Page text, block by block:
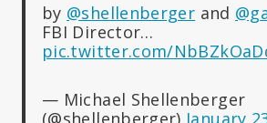
by @shellenberger and
FBI Director…
pic.twitter.com/
— Michael Shellenberger
(@shellenberger) January